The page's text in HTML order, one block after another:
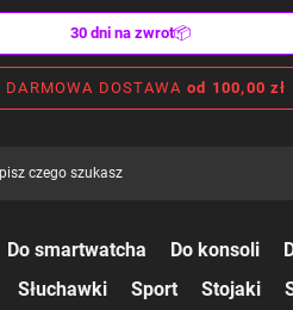
30 dni na zwrot📦
DARMOWA DOSTAWA od 100,00 zł
Do smartwatcha Do konsoli
Słuchawki Sport Stojaki